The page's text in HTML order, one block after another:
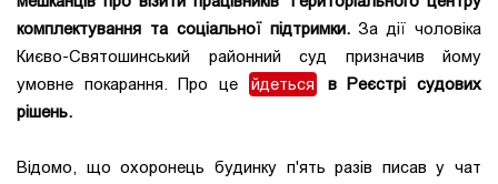
комплектування та соціальної підтримки.За дії чоловіка
Києво-Святошинський районний суд призначив йому
умовне покарання. Про це
йдеться
в Реєстрі судових
рішень.
Відомо, що охоронець будинку п'ять разів писав у чат